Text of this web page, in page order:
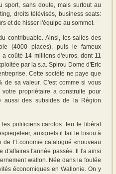
sport, sans doute, mais surtout au
droits télévisés, business seats:
et de hisser l'équipe au sommet.
contribuable. Ainsi, les salles des
(4000 places), puis le fameux
coûté 14 millions d'euros, dont 11
par la s.a. Spirou Dome d'Eric
Cette société ne paye que
de sa valeur. C'est comme si vous
propriétaire a construite pour
aussi des subsides de la Région
politiciens carolos: feu le libéral
auxquels il fait le bisou à
de l'Economie catalogué «nouveau
d'affaires l'année passée. Il l'a ainsi
wallon. Née dans la foulée
économiques en Wallonie. On y